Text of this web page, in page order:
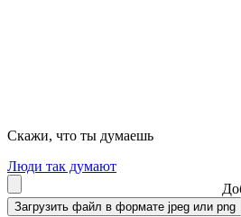
Скажи, что ты думаешь
Люди так думают